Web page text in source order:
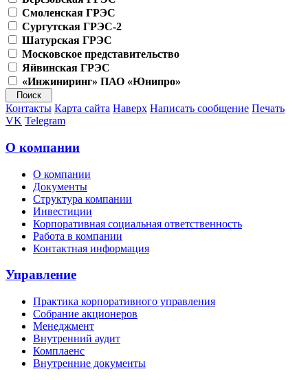
Смоленская ГРЭС
Сургутская ГРЭС-2
Шатурская ГРЭС
Московское представительство
Яйвинская ГРЭС
«Инжиниринг» ПАО «Юнипро»
Контакты Карта сайта Наверх Написать сообщение Печать
VK Telegram
О компании
О компании
Документы
Структура компании
Инвестиции
Корпоративная социальная ответственность
Работа в компании
Контактная информация
Управление
Практика корпоративного управления
Собрание акционеров
Менеджмент
Внутренний аудит
Комплаенс
Внутренние документы